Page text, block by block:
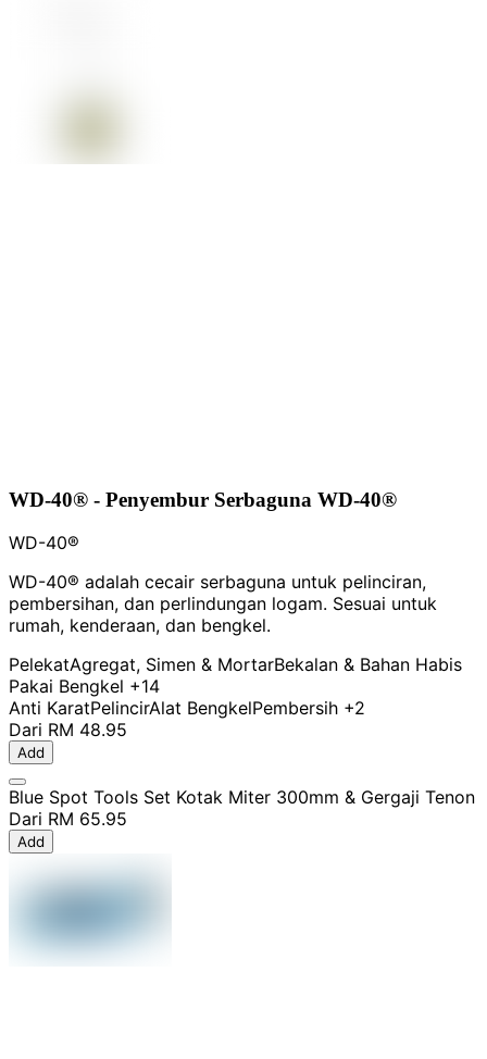
WD-40® - Penyembur Serbaguna WD-40®
WD-40®
WD-40® adalah cecair serbaguna untuk pelinciran,
pembersihan, dan perlindungan logam. Sesuai untuk
rumah, kenderaan, dan bengkel.
PelekatAgregat, Simen & MortarBekalan & Bahan Habis
Pakai Bengkel +14
Anti KaratPelincirAlat BengkelPembersih +2
Dari RM 48.95
Add
Blue Spot Tools Set Kotak Miter 300mm & Gergaji Tenon
Dari RM 65.95
Add